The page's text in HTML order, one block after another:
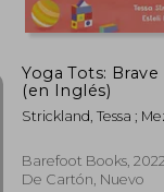
Yoga Tots: Brave
(en Inglés)
Strickland, Tessa ;
Barefoot Books,
De Cartón, Nuevo